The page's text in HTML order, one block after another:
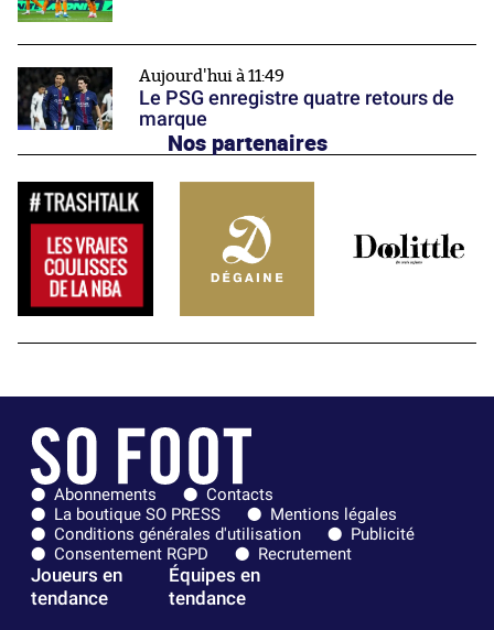
Aujourd'hui à 11:49
Le PSG enregistre quatre retours de
marque
Nos partenaires
Abonnements
Contacts
La boutique SO PRESS
Mentions légales
Conditions générales d'utilisation
Publicité
Consentement RGPD
Recrutement
Joueurs en
tendance
Équipes en
tendance